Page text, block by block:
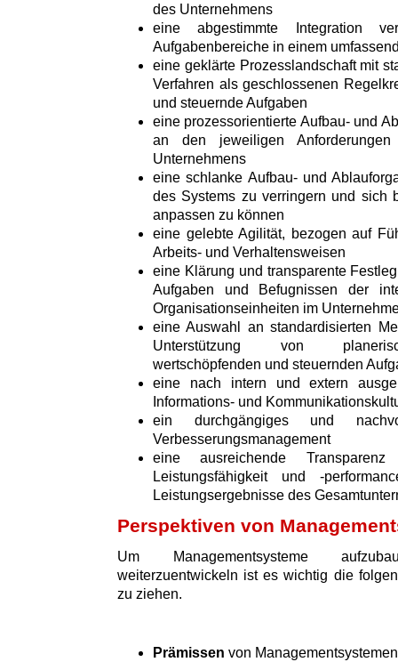
des Unternehmens
eine abgestimmte Integration
Aufgabenbereiche in einem
eine geklärte Prozesslandschaft mit
Verfahren als geschlossenen
und steuernde Aufgaben
eine prozessorientierte Aufbau- und
an den jeweiligen
Unternehmens
eine schlanke Aufbau- und
des Systems zu verringern und sich
anpassen zu können
eine gelebte Agilität, bezogen auf
Arbeits- und Verhaltensweisen
eine Klärung und transparente
Aufgaben und Befugnissen der
Organisationseinheiten im
eine Auswahl an standardisierten
Unterstützung von
wertschöpfenden und steuernden
eine nach intern und extern
Informations- und
ein durchgängiges und
Verbesserungsmanagement
eine ausreichende
Leistungsfähigkeit und -
Leistungsergebnisse des
Perspektiven von
Um Managementsysteme
weiterzuentwickeln ist es wichtig die
zu ziehen.
Prämissen von Managementsystemen